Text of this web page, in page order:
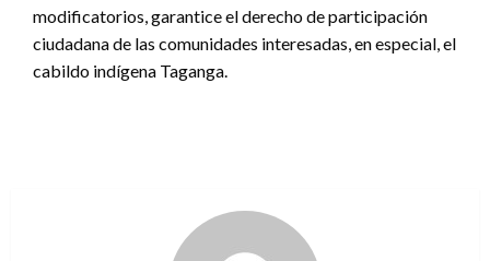
modificatorios, garantice el derecho de participación
ciudadana de las comunidades interesadas, en especial, el
cabildo indígena Taganga.